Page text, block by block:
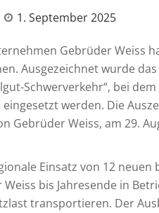
1. September 2025
Gebrüder Weiss
Ausgezeichnet wurde das
Schwerverkehr“, bei
werden. Die
Gebrüder Weiss, am 29.
Einsatz von 12
bis Jahresende in
transportieren. Der